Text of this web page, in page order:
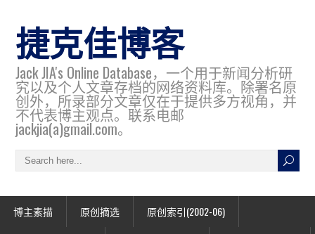
捷克佳博客
Jack JIA's Online Database，一个用于新闻分析研
究以及个人文章存档的网络资料库。除署名原
创外，所录部分文章仅在于提供多方视角，并
不代表博主观点。联系电邮
jackjia(a)gmail.com。
博主素描 原创摘选 原创索引(2002-06)